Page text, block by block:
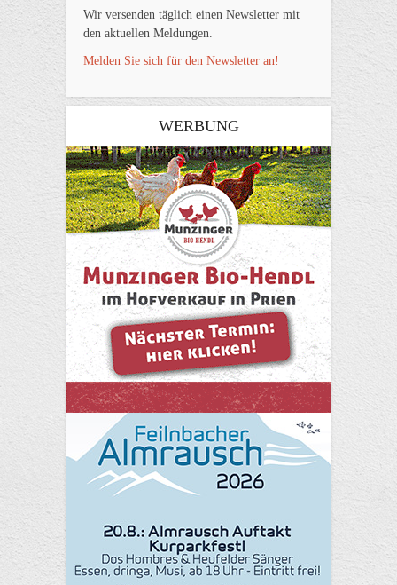
Wir versenden täglich einen Newsletter mit
den aktuellen Meldungen.
Melden Sie sich für den Newsletter an!
WERBUNG